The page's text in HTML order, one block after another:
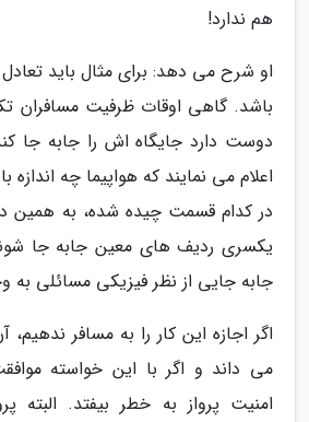
هم ندارد!
او شرح می دهد: برای مثال باید تعادل
باشد. گاهی اوقات ظرفیت مسافران
دوست دارد جایگاه اش را جابه جا
اعلام می نمایند که هواپیما چه اندازه
در کدام قسمت چیده شده، به همین
یکسری ردیف های معین جابه جا
جابه جایی از نظر فیزیکی مسائلی به
اگر اجازه این کار را به مسافر ندهیم،
می داند و اگر با این خواسته
امنیت پرواز به خطر بیفتد.